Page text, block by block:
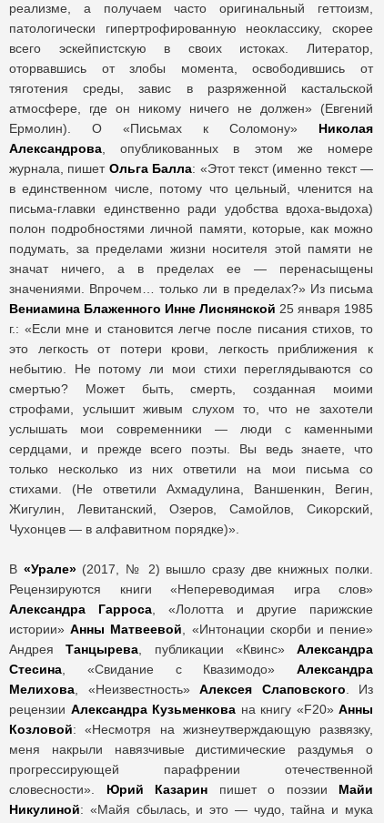
реализме, а получаем часто оригинальный геттоизм,
патологически гипертрофированную неоклассику, скорее
всего эскейпистскую в своих истоках. Литератор,
оторвавшись от злобы момента, освободившись от
тяготения среды, завис в разряженной кастальской
атмосфере, где он никому ничего не должен» (Евгений
Ермолин). О «Письмах к Соломону» Николая
Александрова , опубликованных в этом же номере
журнала, пишет Ольга Балла: «Этот текст (именно текст —
в единственном числе, потому что цельный, членится на
письма-главки единственно ради удобства вдоха-выдоха)
полон подробностями личной памяти, которые, как можно
подумать, за пределами жизни носителя этой памяти не
значат ничего, а в пределах ее — перенасыщены
значениями. Впрочем… только ли в пределах?» Из письма
Вениамина Блаженного Инне Лиснянской 25 января 1985
г.: «Если мне и становится легче после писания стихов, то
это легкость от потери крови, легкость приближения к
небытию. Не потому ли мои стихи переглядываются со
смертью? Может быть, смерть, созданная моими
строфами, услышит живым слухом то, что не захотели
услышать мои современники — люди с каменными
сердцами, и прежде всего поэты. Вы ведь знаете, что
только несколько из них ответили на мои письма со
стихами. (Не ответили Ахмадулина, Ваншенкин, Вегин,
Жигулин, Левитанский, Озеров, Самойлов, Сикорский,
Чухонцев — в алфавитном порядке)».
В «Урале»(2017, № 2) вышло сразу две книжных полки.
Рецензируются книги «Непереводимая игра слов»
Александра Гарроса , «Лолотта и другие парижские
истории»Анны Матвеевой , «Интонации скорби и пение»
АндреяТанцырева , публикации «Квинс» Александра
Стесина , «Свидание с Квазимодо» Александра
Мелихова , «Неизвестность» Алексея Слаповского . Из
рецензии Александра Кузьменкова на книгу «F20» Анны
Козловой: «Несмотря на жизнеутверждающую развязку,
меня накрыли навязчивые дистимические раздумья о
прогрессирующей парафрении отечественной
словесности». Юрий Казарин пишет о поэзии Майи
Никулиной: «Майя сбылась, и это — чудо, тайна и мука